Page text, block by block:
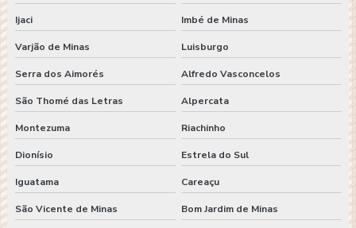
Ijaci Imbé de Minas
Varjão de Minas Luisburgo
Serra dos Aimorés Alfredo Vasconcelos
São Thomé das Letras Alpercata
Montezuma Riachinho
Dionísio Estrela do Sul
Iguatama Careaçu
São Vicente de Minas Bom Jardim de Minas